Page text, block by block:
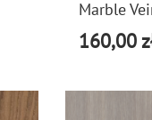
Marble
160,00